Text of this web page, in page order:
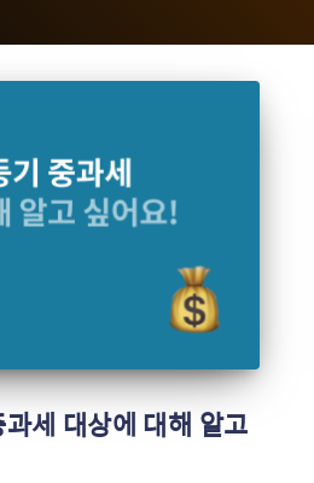
세 대상에 대해 알고